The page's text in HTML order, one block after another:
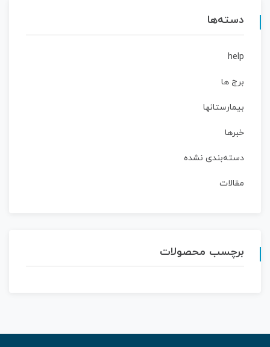
دسته‌ها
help
برج ها
بیمارستانها
خبرها
دسته‌بندی نشده
مقالات
برچسب محصولات